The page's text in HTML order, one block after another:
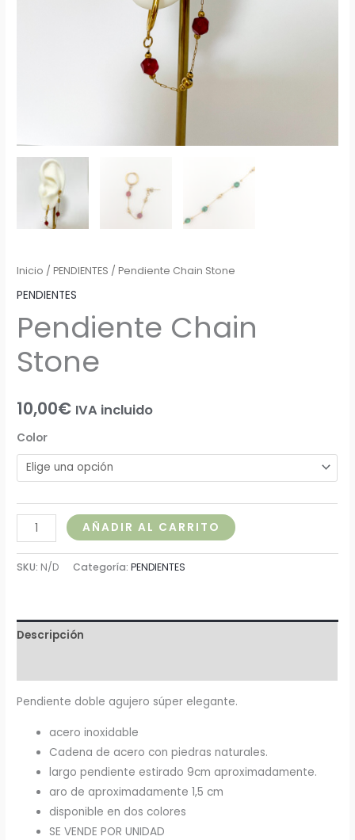
Inicio /PENDIENTES / Pendiente Chain Stone
PENDIENTES
Pendiente Chain
Stone
10,00€ IVA incluido
Color
AÑADIR AL CARRITO
SKU: N/D Categoría:PENDIENTES
Descripción
Pendiente doble agujero súper elegante.
acero inoxidable
Cadena de acero con piedras naturales.
largo pendiente estirado 9cm aproximadamente.
aro de aproximadamente 1,5 cm
disponible en dos colores
SE VENDE POR UNIDAD